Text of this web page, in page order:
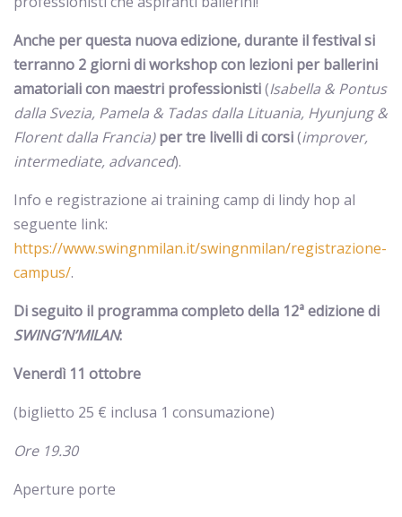
Anche per questa nuova edizione, durante il festival si
terranno 2 giorni di workshop con lezioni per ballerini
amatoriali con maestri professionisti(Isabella & Pontus
dalla Svezia, Pamela & Tadas dalla Lituania, Hyunjung &
Florent dalla Francia) per tre livelli di corsi(improver,
intermediate, advanced).
Info e registrazione ai training camp di lindy hop al
seguente link:
https://www.swingnmilan.it/swingnmilan/registrazione-
campus/.
Di seguito il programma completo della 12ª edizione di
SWING’N’MILAN:
Venerdì 11 ottobre
(biglietto 25 € inclusa 1 consumazione)
Ore 19.30
Aperture porte